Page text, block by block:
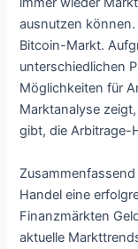
ausnutzen können.
Bitcoin-Markt.
unterschiedlichen
Möglichkeiten für
Marktanalyse
gibt, die Arbitrage-
Handel eine
Finanzmärkten
aktuelle